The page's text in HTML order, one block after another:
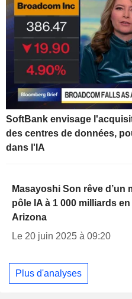
SoftBank envisage
des centres de données,
dans l'IA
Masayoshi Son rêve d’un
pôle IA à 1 000 milliards en
Arizona
Le 20 juin 2025 à 09:20
Plus d'analyses